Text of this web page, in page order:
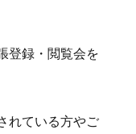
登録・閲覧会を
れている方やご